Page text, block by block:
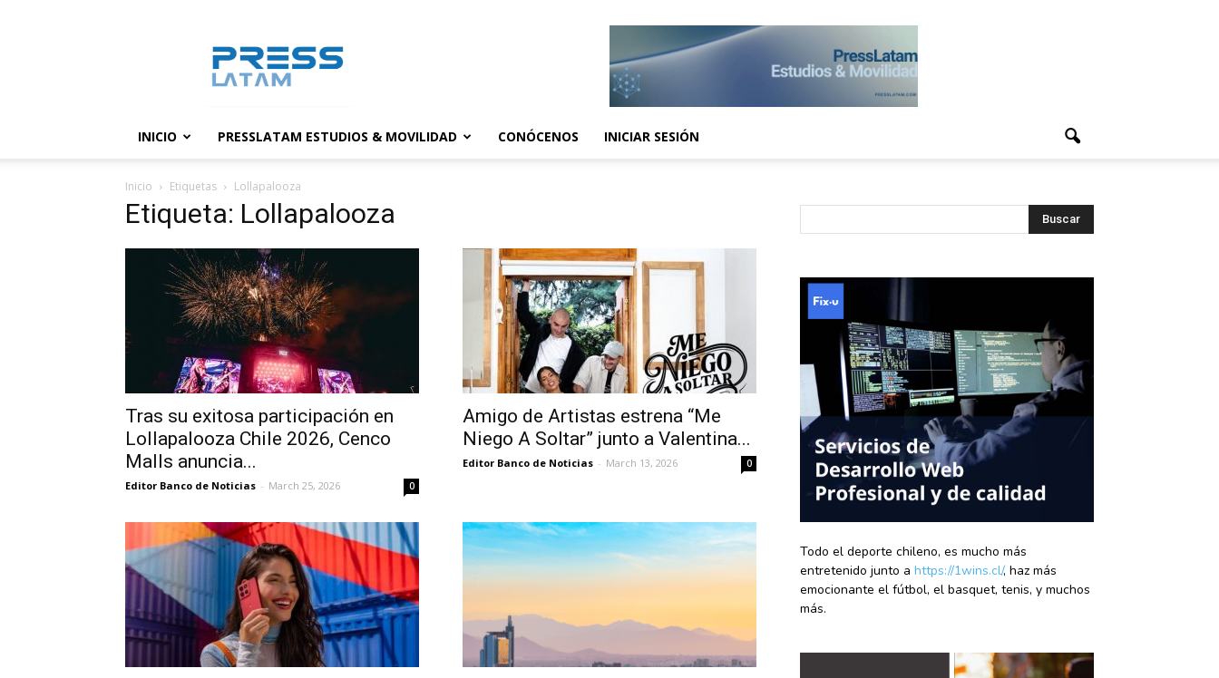
noticias
INICIO PRESSLATAM ESTUDIOS & MOVILIDAD CONÓCENOS INICIAR SESIÓN
Inicio Etiquetas Lollapalooza
Etiqueta: Lollapalooza
Tras su exitosa participación en
Lollapalooza Chile 2026, Cenco
Malls anuncia...
Editor Banco de Noticias - March 25, 2026 0
Amigo de Artistas estrena “Me
Niego A Soltar” junto a Valentina...
Editor Banco de Noticias - March 13, 2026 0
Todo el deporte chileno, es mucho más
entretenido junto a https://1wins.cl/, haz más
emocionante el fútbol, el basquet, tenis, y muchos
más.